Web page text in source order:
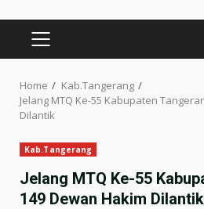
PRIMARY
MENU
Home
Kab.Tangerang
Jelang MTQ Ke-55 Kabupaten
Dilantik
Kab.Tangerang
Jelang MTQ Ke-55
149 Dewan Hakim Dilantik